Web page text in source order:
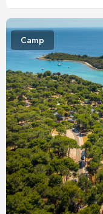
Camp